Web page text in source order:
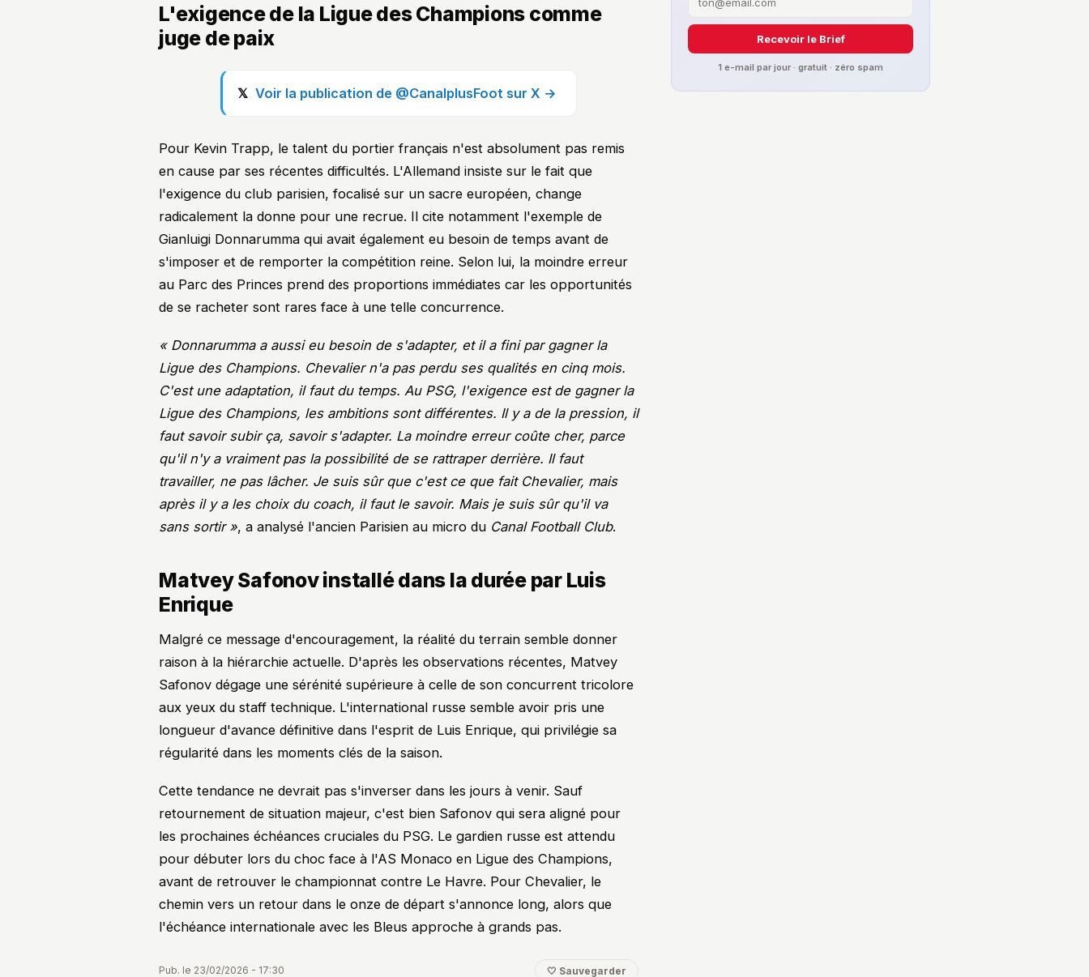
L'exigence de la Ligue des Champions comme
juge de paix
Voir la publication de @CanalplusFoot sur X →
Pour Kevin Trapp, le talent du portier français n'est absolument pas remis
en cause par ses récentes difficultés. L'Allemand insiste sur le fait que
l'exigence du club parisien, focalisé sur un sacre européen, change
radicalement la donne pour une recrue. Il cite notamment l'exemple de
Gianluigi Donnarumma qui avait également eu besoin de temps avant de
s'imposer et de remporter la compétition reine. Selon lui, la moindre erreur
au Parc des Princes prend des proportions immédiates car les opportunités
de se racheter sont rares face à une telle concurrence.
« Donnarumma a aussi eu besoin de s'adapter, et il a fini par gagner la
Ligue des Champions. Chevalier n'a pas perdu ses qualités en cinq mois.
C'est une adaptation, il faut du temps. Au PSG, l'exigence est de gagner la
Ligue des Champions, les ambitions sont différentes. Il y a de la pression, il
faut savoir subir ça, savoir s'adapter. La moindre erreur coûte cher, parce
qu'il n'y a vraiment pas la possibilité de se rattraper derrière. Il faut
travailler, ne pas lâcher. Je suis sûr que c'est ce que fait Chevalier, mais
après il y a les choix du coach, il faut le savoir. Mais je suis sûr qu'il va
sans sortir », a analysé l'ancien Parisien au micro du Canal Football Club.
Matvey Safonov installé dans la durée par Luis
Enrique
Malgré ce message d'encouragement, la réalité du terrain semble donner
raison à la hiérarchie actuelle. D'après les observations récentes, Matvey
Safonov dégage une sérénité supérieure à celle de son concurrent tricolore
aux yeux du staff technique. L'international russe semble avoir pris une
longueur d'avance définitive dans l'esprit de Luis Enrique, qui privilégie sa
régularité dans les moments clés de la saison.
Cette tendance ne devrait pas s'inverser dans les jours à venir. Sauf
retournement de situation majeur, c'est bien Safonov qui sera aligné pour
les prochaines échéances cruciales du PSG. Le gardien russe est attendu
pour débuter lors du choc face à l'AS Monaco en Ligue des Champions,
avant de retrouver le championnat contre Le Havre. Pour Chevalier, le
chemin vers un retour dans le onze de départ s'annonce long, alors que
l'échéance internationale avec les Bleus approche à grands pas.
Pub. le 23/02/2026 - 17:30 🤍 Sauvegarder
Recevoir le Brief
1 e-mail par jour · gratuit · zéro spam